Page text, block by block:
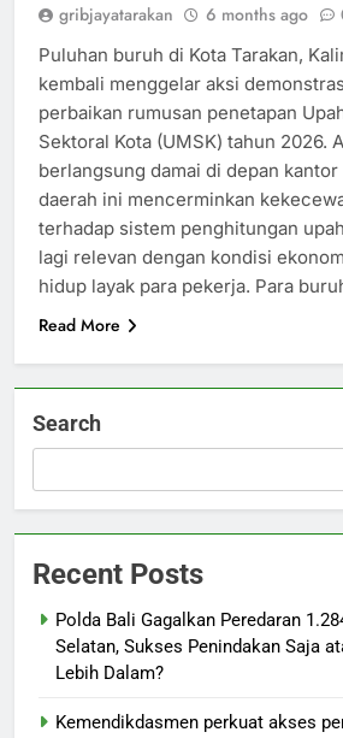
gribjayatarakan 6 months ago
Puluhan buruh di Kota Tarakan,
kembali menggelar aksi
perbaikan rumusan penetapan
Sektoral Kota (UMSK) tahun 2026.
berlangsung damai di depan
daerah ini mencerminkan
terhadap sistem penghitungan
lagi relevan dengan kondisi
hidup layak para pekerja. Para
Read More
Search
Recent Posts
Polda Bali Gagalkan Peredaran
Selatan, Sukses Penindakan Saja
Lebih Dalam?
Kemendikdasmen perkuat akses